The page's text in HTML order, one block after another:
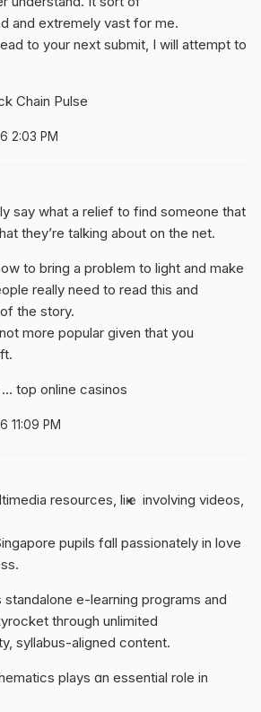
and extremely vast for me.
to your next submit, I will attempt to
Chain Pulse
2:03 PM
say what a relief to find someone that
they’re talking about on the net.
to bring a problem to light and make
really need to read this and
the story.
more popular given that you
… top online casinos
11:09 PM
resources, liҝｅ involving videos,
pupils fɑll passionately in love
standalone е-learning programs and
thгough unlimited
syllabus-aligned cοntent.